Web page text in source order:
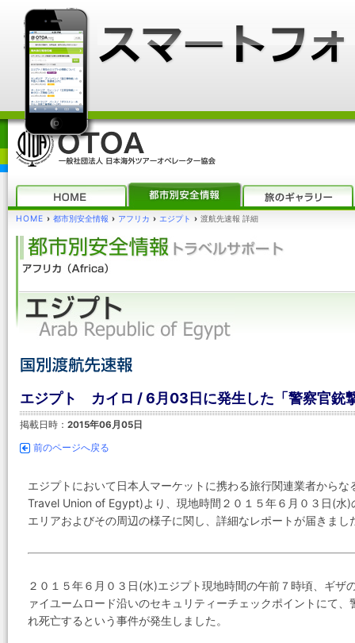
HOME › 都市別安全情報 › アフリカ › エジプト › 渡航先速報 詳細
エジプト カイロ / 6月03日に発生した「警察官銃
掲載日時： 2015年06月05日
前のページへ戻る
エジプトにおいて日本人マーケットに携わる旅行関連業者から
Travel Union of Egypt)より、現地時間２０１５年６月０３日(水
エリアおよびその周辺の様子に関し、詳細なレポートが届きま
２０１５年６月０３日(水)エジプト現地時間の午前７時頃、ギ
ァイユームロード沿いのセキュリティーチェックポイントにて
れ死亡するという事件が発生しました。